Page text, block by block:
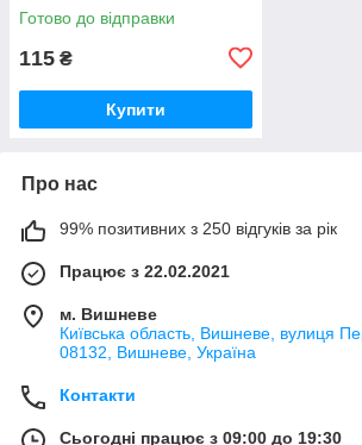
Готово до відправки
115 ₴
Купити
Про нас
99% позитивних з 250 відгуків за рік
Працює з 22.02.2021
м. Вишневе
Київська область, Вишневе, вулиця
08132, Вишневе, Україна
Контакти
Сьогодні працює з 09:00 до 19:30